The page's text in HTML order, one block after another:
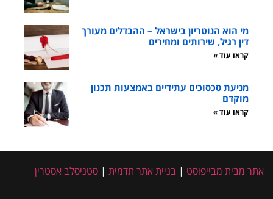
מי הוא הנוטריון בישראל – ההבדלים מעורך
דין רגיל, שירותים ומחירים
קראו עוד »
מניעת סכסוכים עתידיים באמצעות תכנון
מוקדם
קראו עוד »
אתר מבית מבייפוסט | בניית אתר תדמית | סטניסלב אסטרין